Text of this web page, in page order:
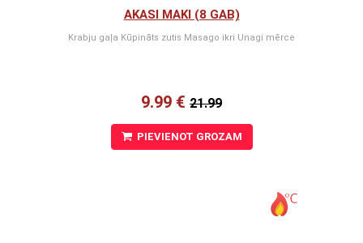
AKASI MAKI (8 GAB)
Krabju gaļa Kūpināts zutis Masago ikri Unagi mērce
9.99 € 21.99
PIEVIENOT GROZAM